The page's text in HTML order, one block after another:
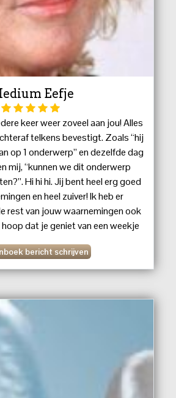
Eefje
keer weer zoveel aan jou! Alles
telkens bevestigt. Zoals “hij
op 1 onderwerp” en dezelfde dag
mij, “kunnen we dit onderwerp
Hi hi hi. Jij bent heel erg goed
en heel zuiver! Ik heb er
rest van jouw waarnemingen ook
dat je geniet van een weekje
bericht schrijven